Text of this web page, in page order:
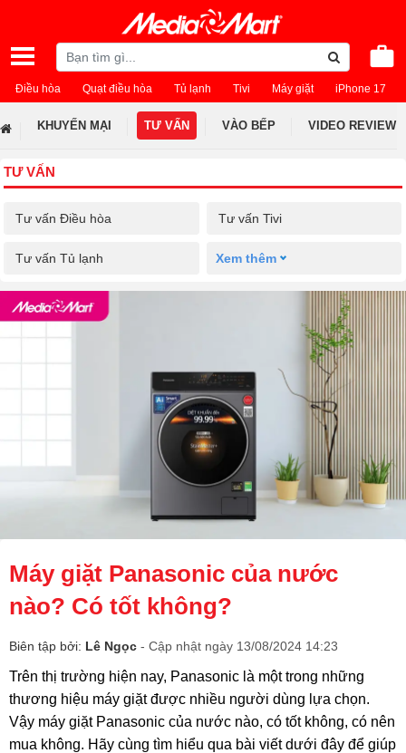
Điều hòa Quạt điều hòa Tủ lạnh Tivi Máy giặt iPhone 17
KHUYẾN MẠI TƯ VẤN VÀO BẾP VIDEO REVIEW
TƯ VẤN
Tư vấn Điều hòa Tư vấn Tivi
Tư vấn Tủ lạnh Xem thêm
Máy giặt Panasonic của nước
nào? Có tốt không?
Biên tập bởi: Lê Ngọc - Cập nhật ngày 13/08/2024 14:23
Trên thị trường hiện nay, Panasonic là một trong những
thương hiệu máy giặt được nhiều người dùng lựa chọn.
Vậy máy giặt Panasonic của nước nào, có tốt không, có nên
mua không. Hãy cùng tìm hiểu qua bài viết dưới đây để giúp